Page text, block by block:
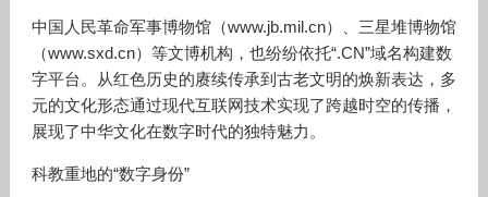
中国人民革命军事博物馆（www.jb.mil.cn）、三星堆博物馆
（www.sxd.cn）等文博机构，也纷纷依托“.CN”域名构建数
字平台。从红色历史的赓续传承到古老文明的焕新表达，多
元的文化形态通过现代互联网技术实现了跨越时空的传播，
展现了中华文化在数字时代的独特魅力。
科教重地的“数字身份”